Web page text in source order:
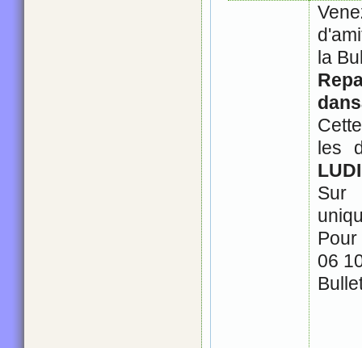
la
les
06